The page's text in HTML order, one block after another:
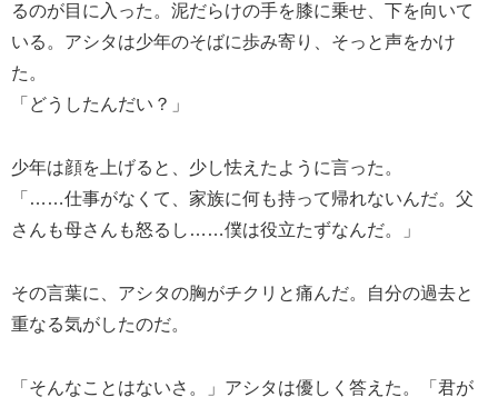
るのが目に入った。泥だらけの手を膝に乗せ、下を向いて
いる。アシタは少年のそばに歩み寄り、そっと声をかけ
た。
「どうしたんだい？」
少年は顔を上げると、少し怯えたように言った。
「……仕事がなくて、家族に何も持って帰れないんだ。父
さんも母さんも怒るし……僕は役立たずなんだ。」
その言葉に、アシタの胸がチクリと痛んだ。自分の過去と
重なる気がしたのだ。
「そんなことはないさ。」アシタは優しく答えた。「君が